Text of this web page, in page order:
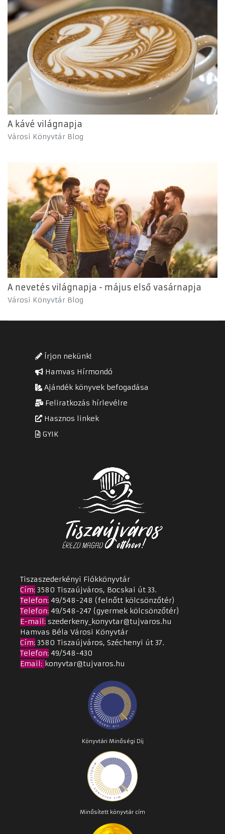
A kávé világnapja
Városi Könyvtár Blog
A nevetés világnapja - május első vasárnapja
Városi Könyvtár Blog
Írjon nekünk!
Hamvas Hírmondó
Ajándék könyvek befogadása
Feliratkozás hírlevélre
Hasznos linkek
GYIK
Tiszaszederkényi Fiókkönyvtár
Cím: 3580 Tiszaújváros, Bocskai út 33.
Telefon: 49/548-248 (felnőtt kölcsönzőtér)
Telefon: 49/548-247 (gyermek kölcsönzőtér)
E-mail: szederkeny_konyvtar@tujvaros.hu
Hamvas Béla Városi Könyvtár
Cím: 3580 Tiszaújváros, Széchenyi út 37.
Telefon: 49/548-430
Email: konyvtar@tujvaros.hu
Könyvtári Minőségi Díj
Minősített könyvtár cím